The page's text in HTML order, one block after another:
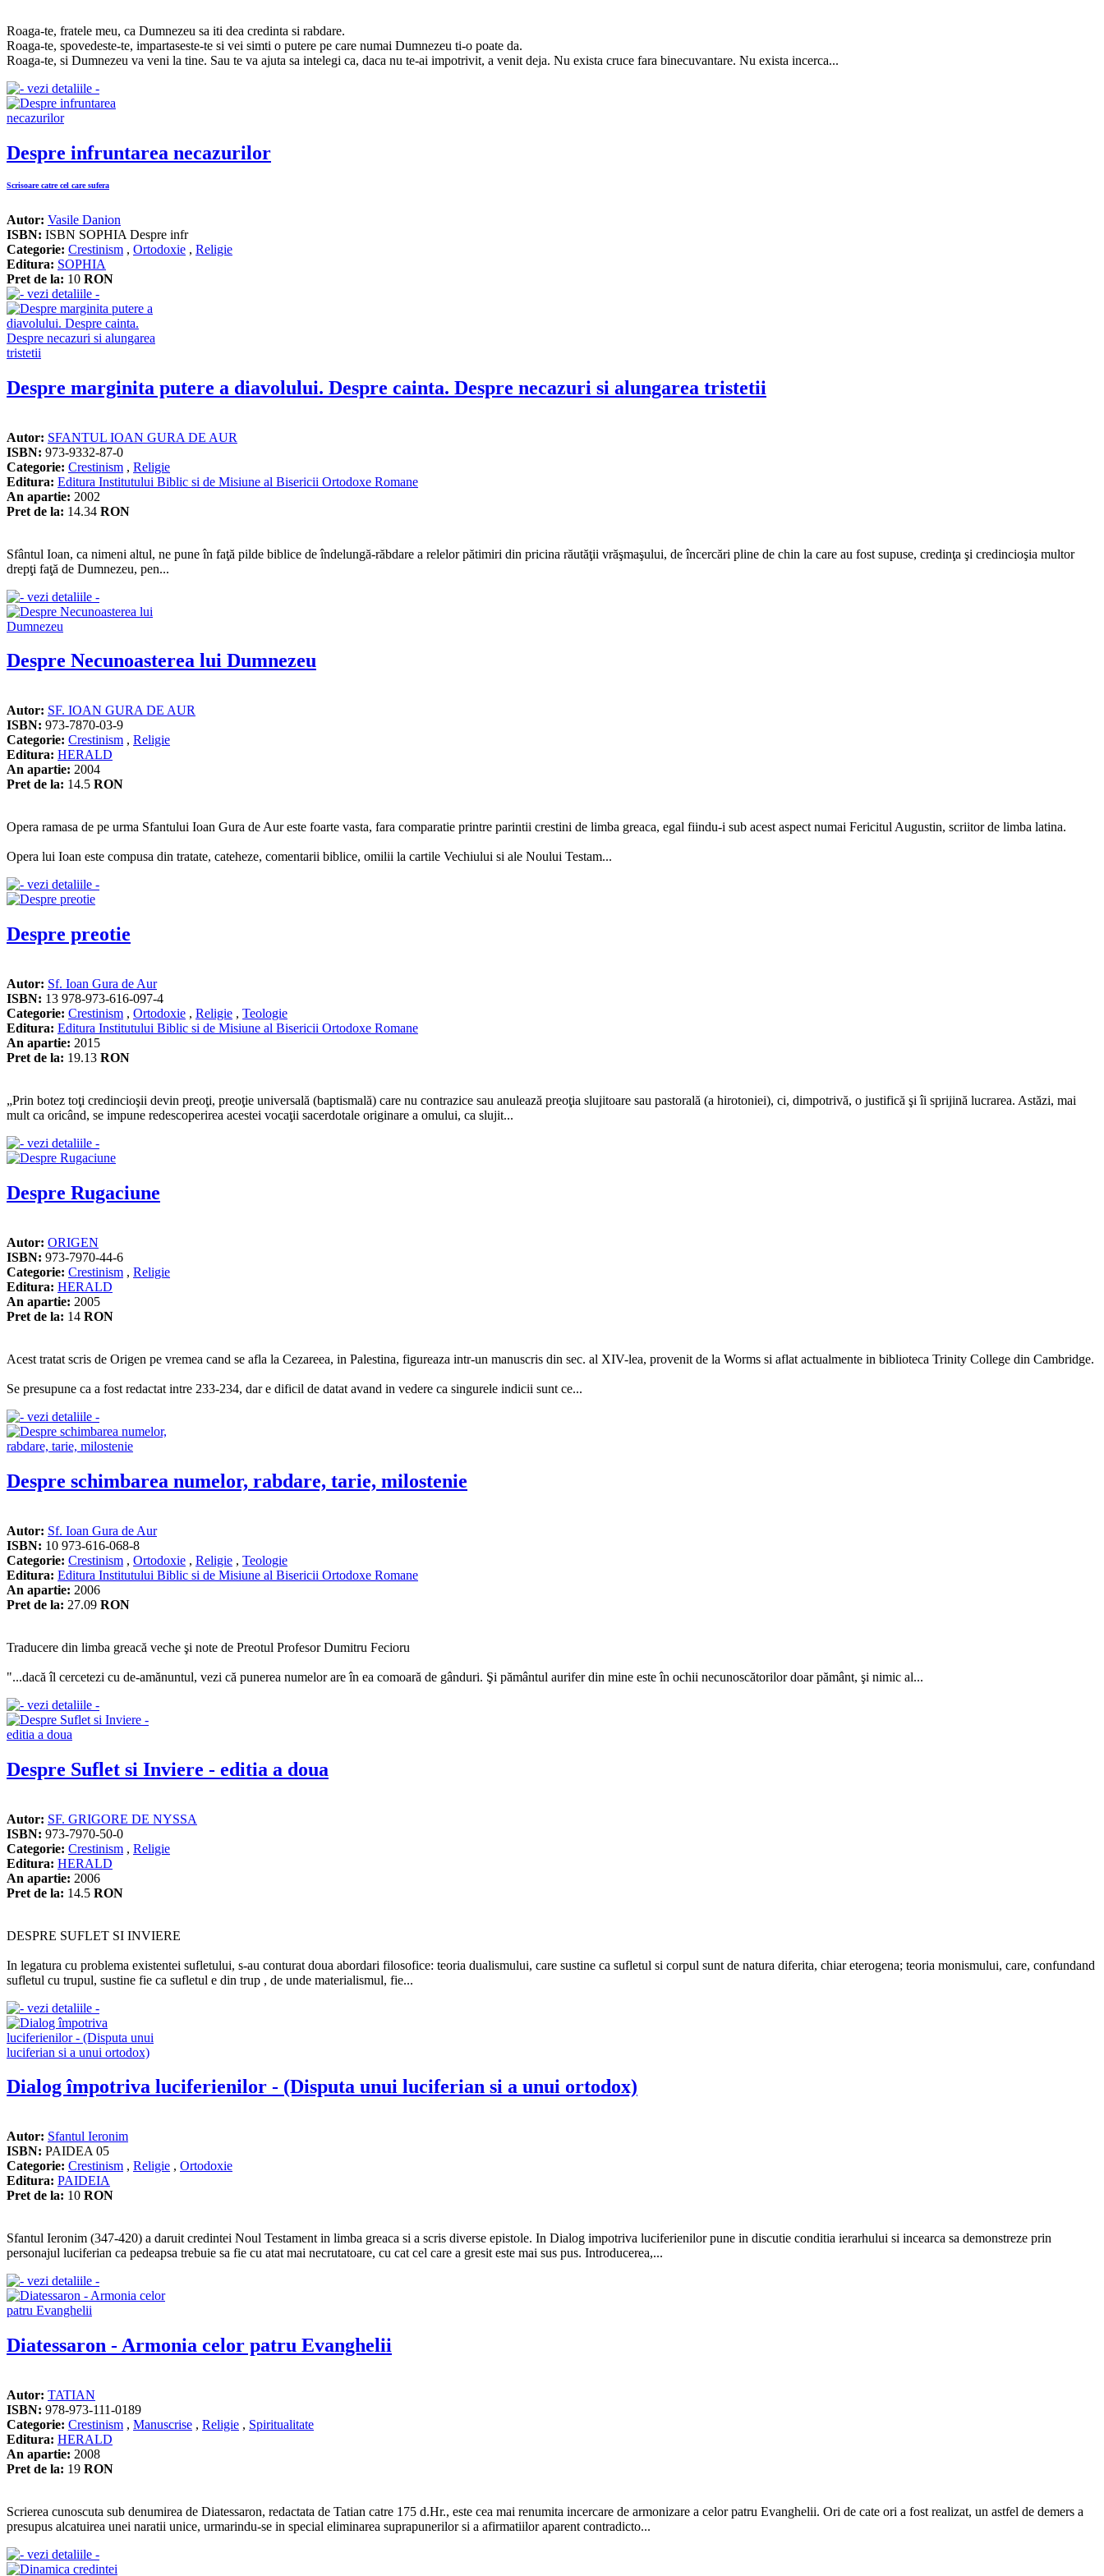
Roaga-te, fratele meu, ca Dumnezeu sa iti dea credinta si rabdare.
Roaga-te, spovedeste-te, impartaseste-te si vei simti o putere pe care numai Dumnezeu ti-o poate da.
Roaga-te, si Dumnezeu va veni la tine. Sau te va ajuta sa intelegi ca, daca nu te-ai impotrivit, a venit deja. Nu exista cruce fara binecuvantare. Nu exista incerca...
Despre infruntarea necazurilor
Scrisoare catre cel care sufera
Autor: Vasile Danion
ISBN: ISBN SOPHIA Despre infr
Categorie: Crestinism , Ortodoxie , Religie
Editura: SOPHIA
Pret de la: 10 RON
Despre marginita putere a diavolului. Despre cainta. Despre necazuri si alungarea tristetii
Autor: SFANTUL IOAN GURA DE AUR
ISBN: 973-9332-87-0
Categorie: Crestinism , Religie
Editura: Editura Institutului Biblic si de Misiune al Bisericii Ortodoxe Romane
An apartie: 2002
Pret de la: 14.34 RON
Sfântul Ioan, ca nimeni altul, ne pune în faţă pilde biblice de îndelungă-răbdare a relelor pătimiri din pricina răutăţii vrăşmaşului, de încercări pline de chin la care au fost supuse, credinţa şi credincioşia multor
drepţi faţă de Dumnezeu, pen...
Despre Necunoasterea lui Dumnezeu
Autor: SF. IOAN GURA DE AUR
ISBN: 973-7870-03-9
Categorie: Crestinism , Religie
Editura: HERALD
An apartie: 2004
Pret de la: 14.5 RON
Opera ramasa de pe urma Sfantului Ioan Gura de Aur este foarte vasta, fara comparatie printre parintii crestini de limba greaca, egal fiindu-i sub acest aspect numai Fericitul Augustin, scriitor de limba latina.
Opera lui Ioan este compusa din tratate, cateheze, comentarii biblice, omilii la cartile Vechiului si ale Noului Testam...
Despre preotie
Autor: Sf. Ioan Gura de Aur
ISBN: 13 978-973-616-097-4
Categorie: Crestinism , Ortodoxie , Religie , Teologie
Editura: Editura Institutului Biblic si de Misiune al Bisericii Ortodoxe Romane
An apartie: 2015
Pret de la: 19.13 RON
„Prin botez toţi credincioşii devin preoţi, preoţie universală (baptismală) care nu contrazice sau anulează preoţia slujitoare sau pastorală (a hirotoniei), ci, dimpotrivă, o justifică şi îi sprijină lucrarea. Astăzi, mai
mult ca oricând, se impune redescoperirea acestei vocaţii sacerdotale originare a omului, ca slujit...
Despre Rugaciune
Autor: ORIGEN
ISBN: 973-7970-44-6
Categorie: Crestinism , Religie
Editura: HERALD
An apartie: 2005
Pret de la: 14 RON
Acest tratat scris de Origen pe vremea cand se afla la Cezareea, in Palestina, figureaza intr-un manuscris din sec. al XIV-lea, provenit de la Worms si aflat actualmente in biblioteca Trinity College din Cambridge.
Se presupune ca a fost redactat intre 233-234, dar e dificil de datat avand in vedere ca singurele indicii sunt ce...
Despre schimbarea numelor, rabdare, tarie, milostenie
Autor: Sf. Ioan Gura de Aur
ISBN: 10 973-616-068-8
Categorie: Crestinism , Ortodoxie , Religie , Teologie
Editura: Editura Institutului Biblic si de Misiune al Bisericii Ortodoxe Romane
An apartie: 2006
Pret de la: 27.09 RON
Traducere din limba greacă veche şi note de Preotul Profesor Dumitru Fecioru
"...dacă îl cercetezi cu de-amănuntul, vezi că punerea numelor are în ea comoară de gânduri. Şi pământul aurifer din mine este în ochii necunoscătorilor doar pământ, şi nimic al...
Despre Suflet si Inviere - editia a doua
Autor: SF. GRIGORE DE NYSSA
ISBN: 973-7970-50-0
Categorie: Crestinism , Religie
Editura: HERALD
An apartie: 2006
Pret de la: 14.5 RON
DESPRE SUFLET SI INVIERE
In legatura cu problema existentei sufletului, s-au conturat doua abordari filosofice: teoria dualismului, care sustine ca sufletul si corpul sunt de natura diferita, chiar eterogena; teoria monismului, care, confundand
sufletul cu trupul, sustine fie ca sufletul e din trup , de unde materialismul, fie...
Dialog împotriva luciferienilor - (Disputa unui luciferian si a unui ortodox)
Autor: Sfantul Ieronim
ISBN: PAIDEA 05
Categorie: Crestinism , Religie , Ortodoxie
Editura: PAIDEIA
Pret de la: 10 RON
Sfantul Ieronim (347-420) a daruit credintei Noul Testament in limba greaca si a scris diverse epistole. In Dialog impotriva luciferienilor pune in discutie conditia ierarhului si incearca sa demonstreze prin
personajul luciferian ca pedeapsa trebuie sa fie cu atat mai necrutatoare, cu cat cel care a gresit este mai sus pus. Introducerea,...
Diatessaron - Armonia celor patru Evanghelii
Autor: TATIAN
ISBN: 978-973-111-0189
Categorie: Crestinism , Manuscrise , Religie , Spiritualitate
Editura: HERALD
An apartie: 2008
Pret de la: 19 RON
Scrierea cunoscuta sub denumirea de Diatessaron, redactata de Tatian catre 175 d.Hr., este cea mai renumita incercare de armonizare a celor patru Evanghelii. Ori de cate ori a fost realizat, un astfel de demers a
presupus alcatuirea unei naratii unice, urmarindu-se in special eliminarea suprapunerilor si a afirmatiilor aparent contradicto...